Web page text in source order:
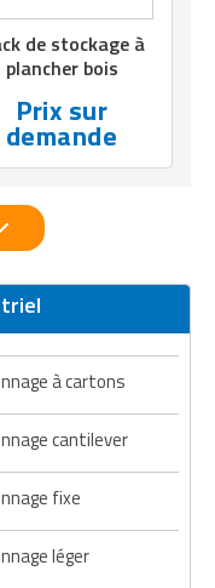
à cartons
cantilever
fixe
léger
de stockage à
plancher bois
Prix sur
demande